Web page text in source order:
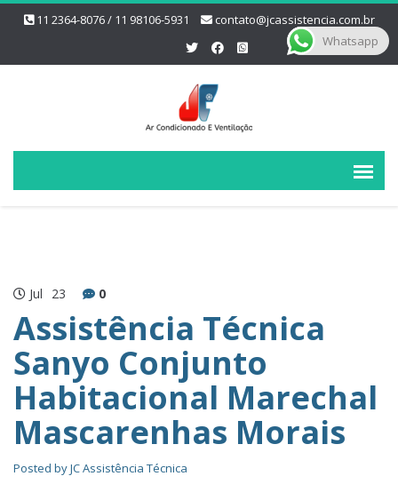
11 2364-8076 / 11 98106-5931 contato@jcassistencia.com.br
Jul 23 0
Assistência Técnica
Sanyo Conjunto
Habitacional Marechal
Mascarenhas Morais
Posted byJC Assistência Técnica
Whatsapp